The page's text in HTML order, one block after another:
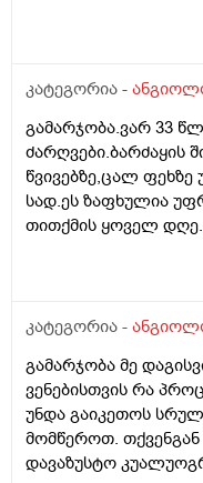
მაქვს.დამეწყო
პულსაცია,რომელიც
გამოძრავდა.ცალ
განმეორებითი
ნიშანი შეიძლება
ნიშანია.
კატეგორია -
გამარჯობა.ვარ 33
ძარღვები.ბარძაყის
წვივებზე,ცალ
სად.ეს ზაფხულია
თითქმის ყოველ
ჩამეჭიმება,მგონია
ანგიოლოგმა და
გადავიღე ფეხებზე
გავიკონტროლე
თრომბის რისკია თუ
თრომბის ნიშანი
კვლევები ჩავიტარო
კატეგორია -
გამარჯობა მე
ვენებისთვის რა
უნდა გაიკეთოს
მომწეროთ. თქვენგან
დავაზუსტო